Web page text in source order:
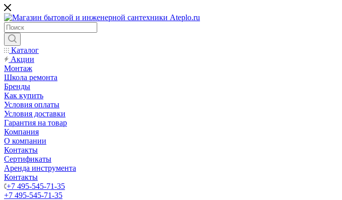
Каталог
Акции
Монтаж
Школа ремонта
Бренды
Как купить
Условия оплаты
Условия доставки
Гарантия на товар
Компания
О компании
Контакты
Сертификаты
Аренда инструмента
Контакты
+7 495-545-71-35
+7 495-545-71-35